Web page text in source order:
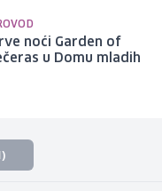
noći Garden of
u Domu mladih